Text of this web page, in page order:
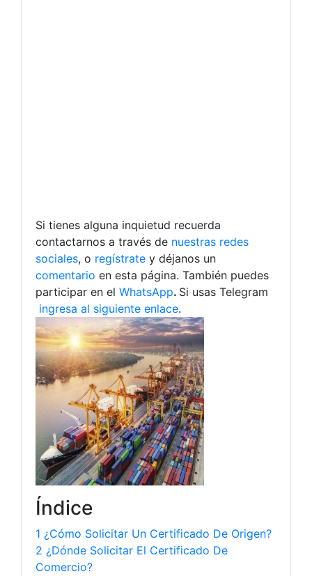
Si tienes alguna inquietud recuerda
contactarnos a través de nuestras redes
sociales, o regístrate y déjanos un
comentario en esta página. También puedes
participar en el WhatsApp. Si usas Telegram
ingresa al siguiente enlace.
Índice
1 ¿Cómo Solicitar Un Certificado De Origen?
2 ¿Dónde Solicitar El Certificado De
Comercio?